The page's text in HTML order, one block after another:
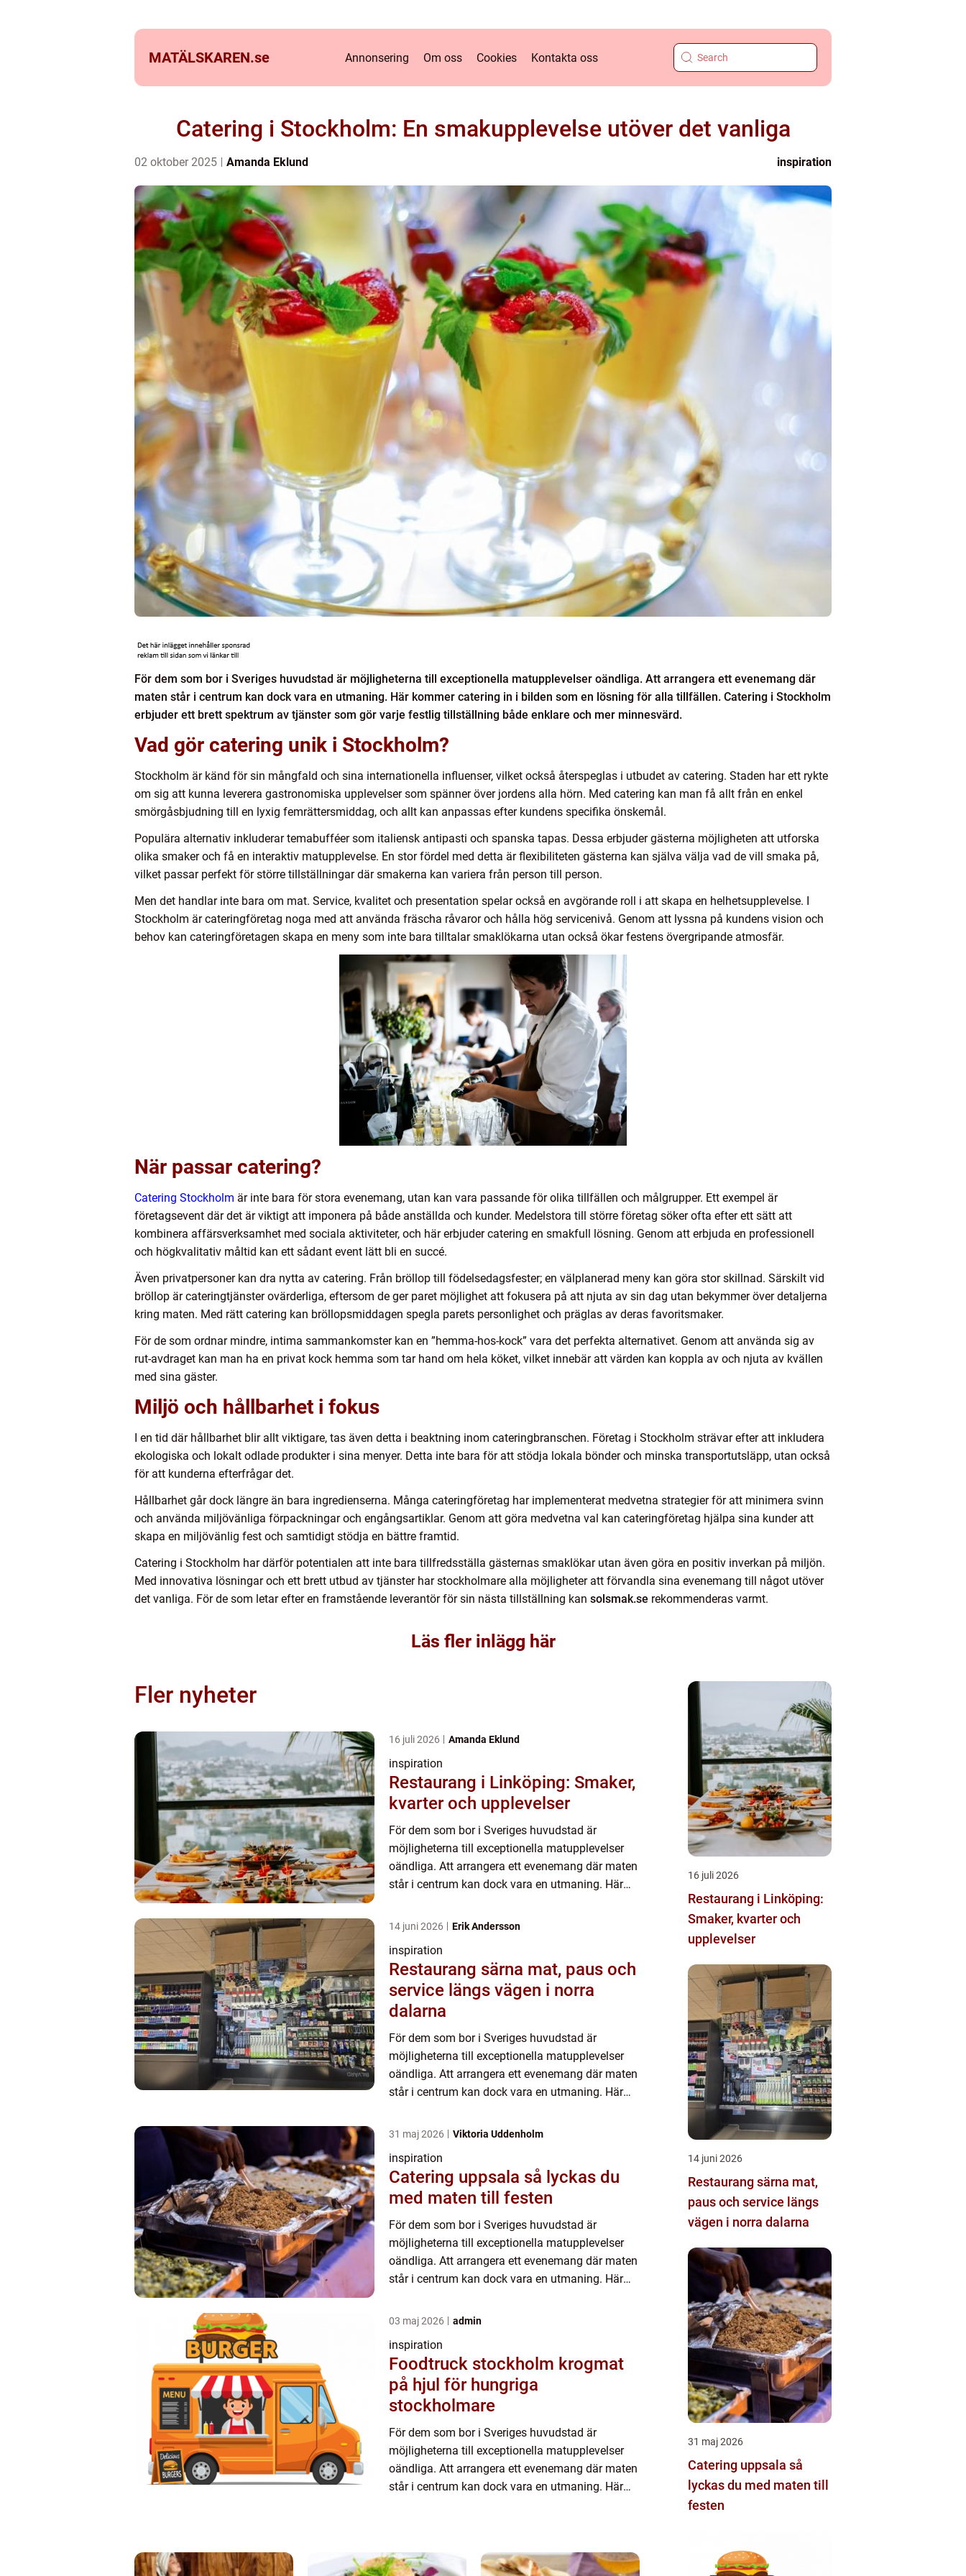
MATÄLSKAREN.se Annonsering Om oss Cookies Kontakta oss
Catering i Stockholm: En smakupplevelse utöver det vanliga
02 oktober 2025 Amanda Eklund inspiration
För dem som bor i Sveriges huvudstad är möjligheterna till exceptionella matupplevelser oändliga. Att arrangera ett evenemang där
maten står i centrum kan dock vara en utmaning. Här kommer catering in i bilden som en lösning för alla tillfällen. Catering i Stockholm
erbjuder ett brett spektrum av tjänster som gör varje festlig tillställning både enklare och mer minnesvärd.
Vad gör catering unik i Stockholm?
Stockholm är känd för sin mångfald och sina internationella influenser, vilket också återspeglas i utbudet av catering. Staden har ett rykte
om sig att kunna leverera gastronomiska upplevelser som spänner över jordens alla hörn. Med catering kan man få allt från en enkel
smörgåsbjudning till en lyxig femrättersmiddag, och allt kan anpassas efter kundens specifika önskemål.
Populära alternativ inkluderar temabufféer som italiensk antipasti och spanska tapas. Dessa erbjuder gästerna möjligheten att utforska
olika smaker och få en interaktiv matupplevelse. En stor fördel med detta är flexibiliteten gästerna kan själva välja vad de vill smaka på,
vilket passar perfekt för större tillställningar där smakerna kan variera från person till person.
Men det handlar inte bara om mat. Service, kvalitet och presentation spelar också en avgörande roll i att skapa en helhetsupplevelse. I
Stockholm är cateringföretag noga med att använda fräscha råvaror och hålla hög servicenivå. Genom att lyssna på kundens vision och
behov kan cateringföretagen skapa en meny som inte bara tilltalar smaklökarna utan också ökar festens övergripande atmosfär.
När passar catering?
Catering Stockholm är inte bara för stora evenemang, utan kan vara passande för olika tillfällen och målgrupper. Ett exempel är
företagsevent där det är viktigt att imponera på både anställda och kunder. Medelstora till större företag söker ofta efter ett sätt att
kombinera affärsverksamhet med sociala aktiviteter, och här erbjuder catering en smakfull lösning. Genom att erbjuda en professionell
och högkvalitativ måltid kan ett sådant event lätt bli en succé.
Även privatpersoner kan dra nytta av catering. Från bröllop till födelsedagsfester; en välplanerad meny kan göra stor skillnad. Särskilt vid
bröllop är cateringtjänster ovärderliga, eftersom de ger paret möjlighet att fokusera på att njuta av sin dag utan bekymmer över detaljerna
kring maten. Med rätt catering kan bröllopsmiddagen spegla parets personlighet och präglas av deras favoritsmaker.
För de som ordnar mindre, intima sammankomster kan en ”hemma-hos-kock” vara det perfekta alternativet. Genom att använda sig av
rut-avdraget kan man ha en privat kock hemma som tar hand om hela köket, vilket innebär att värden kan koppla av och njuta av kvällen
med sina gäster.
Miljö och hållbarhet i fokus
I en tid där hållbarhet blir allt viktigare, tas även detta i beaktning inom cateringbranschen. Företag i Stockholm strävar efter att inkludera
ekologiska och lokalt odlade produkter i sina menyer. Detta inte bara för att stödja lokala bönder och minska transportutsläpp, utan också
för att kunderna efterfrågar det.
Hållbarhet går dock längre än bara ingredienserna. Många cateringföretag har implementerat medvetna strategier för att minimera svinn
och använda miljövänliga förpackningar och engångsartiklar. Genom att göra medvetna val kan cateringföretag hjälpa sina kunder att
skapa en miljövänlig fest och samtidigt stödja en bättre framtid.
Catering i Stockholm har därför potentialen att inte bara tillfredsställa gästernas smaklökar utan även göra en positiv inverkan på miljön.
Med innovativa lösningar och ett brett utbud av tjänster har stockholmare alla möjligheter att förvandla sina evenemang till något utöver
det vanliga. För de som letar efter en framstående leverantör för sin nästa tillställning kan solsmak.se rekommenderas varmt.
Läs fler inlägg här
Fler nyheter
16 juli 2026 Amanda Eklund
inspiration
Restaurang i Linköping: Smaker,
kvarter och upplevelser
För dem som bor i Sveriges huvudstad är
möjligheterna till exceptionella matupplevelser
oändliga. Att arrangera ett evenemang där maten
står i centrum kan dock vara en utmaning. Här
14 juni 2026 Erik Andersson
inspiration
Restaurang särna mat, paus och
service längs vägen i norra
dalarna
För dem som bor i Sveriges huvudstad är
möjligheterna till exceptionella matupplevelser
oändliga. Att arrangera ett evenemang där maten
står i centrum kan dock vara en utmaning. Här
31 maj 2026 Viktoria Uddenholm
inspiration
Catering uppsala så lyckas du
med maten till festen
För dem som bor i Sveriges huvudstad är
möjligheterna till exceptionella matupplevelser
oändliga. Att arrangera ett evenemang där maten
står i centrum kan dock vara en utmaning. Här
03 maj 2026 admin
inspiration
Foodtruck stockholm krogmat
på hjul för hungriga
stockholmare
För dem som bor i Sveriges huvudstad är
möjligheterna till exceptionella matupplevelser
oändliga. Att arrangera ett evenemang där maten
står i centrum kan dock vara en utmaning. Här
16 juli 2026
Restaurang i Linköping:
Smaker, kvarter och
upplevelser
14 juni 2026
Restaurang särna mat,
paus och service längs
vägen i norra dalarna
31 maj 2026
Catering uppsala så
lyckas du med maten till
festen